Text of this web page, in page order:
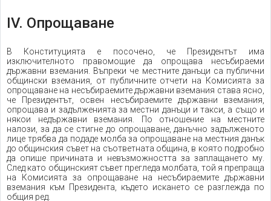
IV. Опрощаване
В Конституцията е посочено, че Президентът има
изключителното правомощие да опрощава несъбираеми
държавни вземания. Въпреки че местните данъци са публични
общински вземания, от публичните отчети на Комисията за
опрощаване на несъбираемите държавни вземания става ясно,
че Президентът, освен несъбираемите държавни вземания,
опрощава и задълженията за местни данъци и такси, а също и
някои недържавни вземания. По отношение на местните
налози, за да се стигне до опрощаване, данъчно задълженото
лице трябва да подаде молба за опрощаване на местния данък
до общинския съвет на съответната община, в която подробно
да опише причината и невъзможността за заплащането му.
След като общинският съвет прегледа молбата, той я препраща
на Комисията за опрощаване на несъбираемите държавни
вземания към Президента, където искането се разглежда по
общия ред.